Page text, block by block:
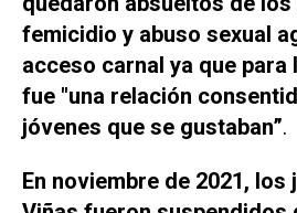
femicidio y abuso sexual
acceso carnal ya que
fue "una relación
jóvenes que se gustaban”.
En noviembre de 2021, los